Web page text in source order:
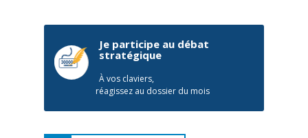
Je participe au débat
stratégique
À vos claviers,
réagissez au dossier du mois